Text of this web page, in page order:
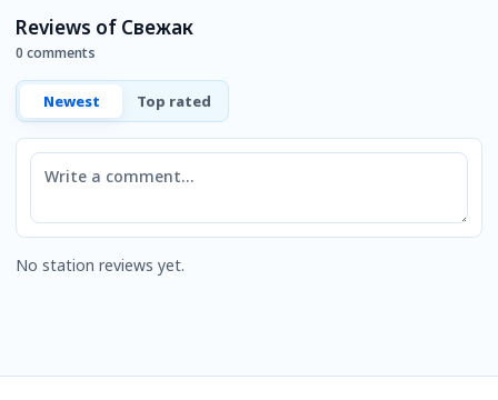
Reviews of Свежак
0 comments
Newest Top rated
Comment
No station reviews yet.